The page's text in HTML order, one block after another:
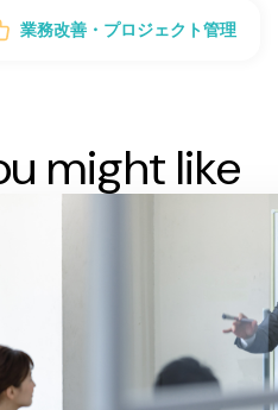
業務改善・プロジェクト管理
might like